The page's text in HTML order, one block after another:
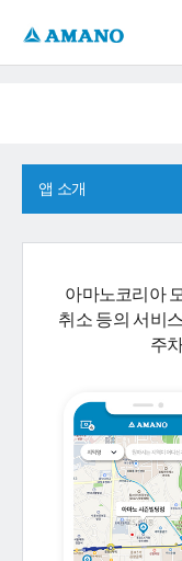
앱 소개
아마노코리아
취소 등의 서비
주